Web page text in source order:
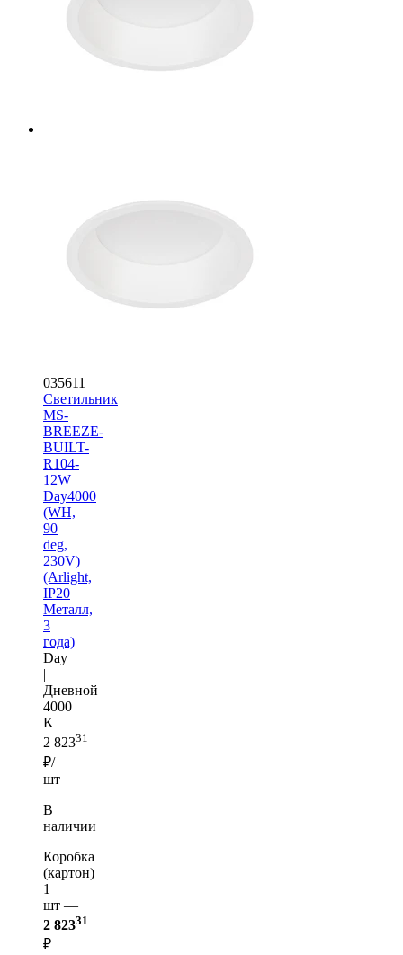
035611
Светильник
MS-
BREEZE-
BUILT-
R104-
12W
Day4000
(WH,
90
deg,
230V)
(Arlight,
IP20
Металл,
3
года)
Day
|
Дневной
4000
K
2 82331
₽/
шт
В
наличии
Коробка
(картон)
1
шт —
2 82331
₽